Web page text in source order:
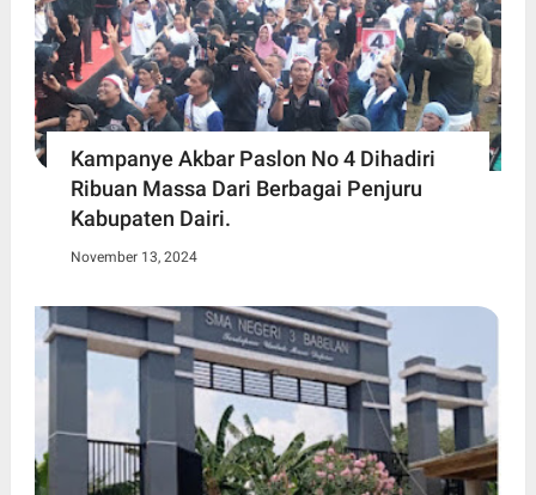
Kampanye Akbar Paslon No 4 Dihadiri
Ribuan Massa Dari Berbagai Penjuru
Kabupaten Dairi.
November 13, 2024